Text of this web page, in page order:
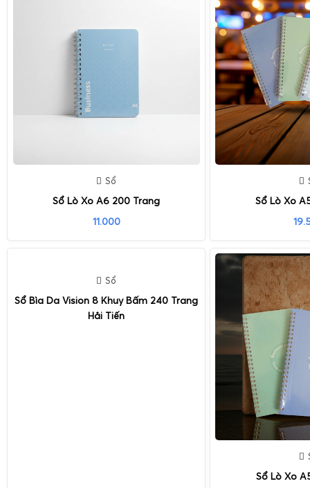
Sổ
Sổ Lò Xo A6 200 Trang
11.000
Sổ Lò Xo
Sổ
Sổ Bìa Da Vision 8 Khuy Bấm 240 Trang
Hải Tiến
Sổ Lò Xo